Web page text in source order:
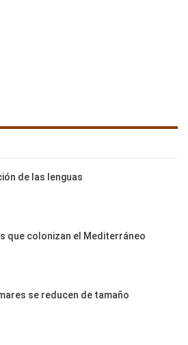
de las lenguas
que colonizan el Mediterráneo
se reducen de tamaño